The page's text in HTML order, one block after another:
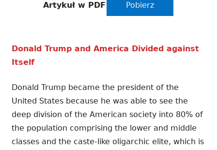
Artykuł w PDF Pobierz
Donald Trump and America Divided against
Itself
Donald Trump became the president of the
United States because he was able to see the
deep division of the American society into 80% of
the population comprising the lower and middle
classes and the caste-like oligarchic elite, which is